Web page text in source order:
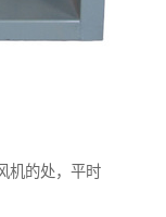
机的处，平时